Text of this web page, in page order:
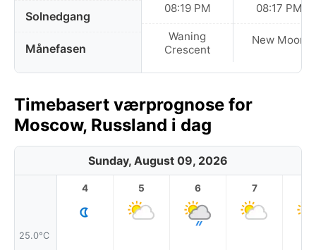
Solnedgang
Månefasen
08:19 PM
Waning
Crescent
08:17 PM
New Moon
Timebasert værprognose for
Moscow, Russland i dag
Sunday, August 09, 2026
25.0°C
4 5 6 7